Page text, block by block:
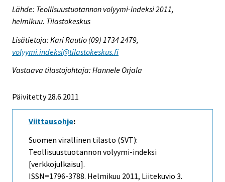
Lähde: Teollisuustuotannon volyymi-indeksi 2011,
helmikuu. Tilastokeskus
Lisätietoja: Kari Rautio (09) 1734 2479,
volyymi.indeksi@tilastokeskus.fi
Vastaava tilastojohtaja: Hannele Orjala
Päivitetty 28.6.2011
Viittausohje:
Suomen virallinen tilasto (SVT):
Teollisuustuotannon volyymi-indeksi
[verkkojulkaisu].
ISSN=1796-3788. Helmikuu 2011, Liitekuvio 3.